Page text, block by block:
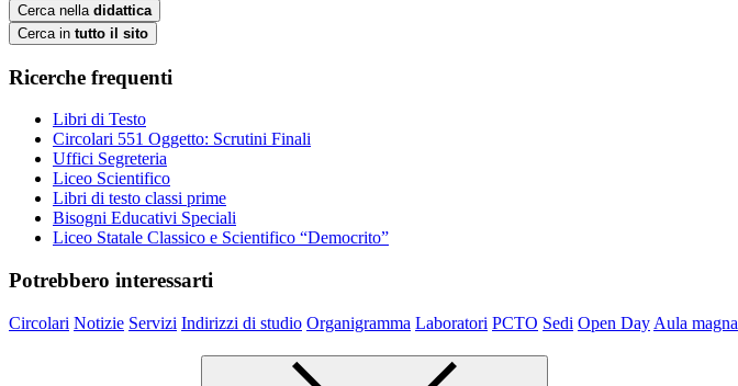
Cerca nella didattica
Cerca in tutto il sito
Ricerche frequenti
Libri di Testo
Circolari 551 Oggetto: Scrutini Finali
Uffici Segreteria
Liceo Scientifico
Libri di testo classi prime
Bisogni Educativi Speciali
Liceo Statale Classico e Scientifico “Democrito”
Potrebbero interessarti
Circolari Notizie Servizi Indirizzi di studio Organigramma Laboratori PCTO Sedi Open Day Aula magna